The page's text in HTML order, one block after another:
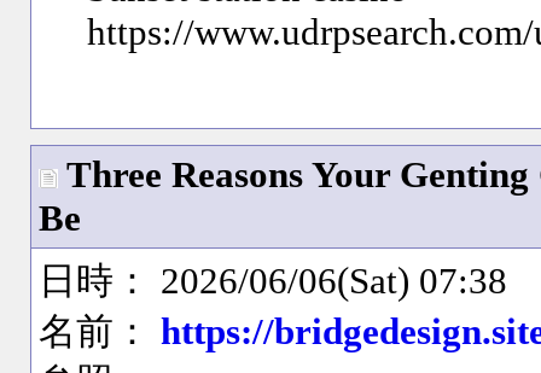
https://
Three Reasons Your
Be
日時： 2026/06/06(Sat) 07:38
名前：https://